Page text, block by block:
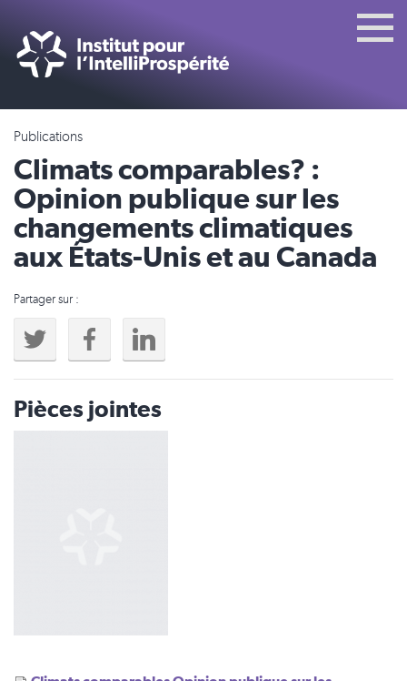
Publications
Climats comparables? :
Opinion publique sur les
changements climatiques
aux États-Unis et au Canada
Partager sur :
Pièces jointes